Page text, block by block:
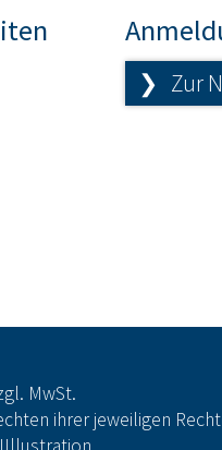
❯ Zur
MwSt.
ihrer jeweiligen